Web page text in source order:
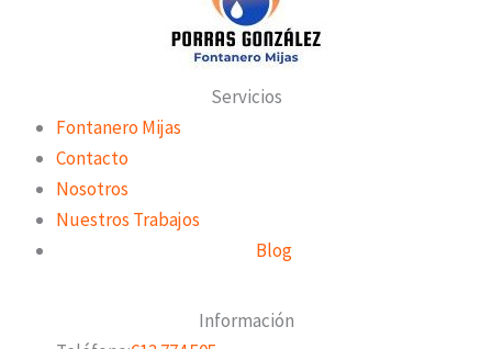
Servicios
Fontanero Mijas
Contacto
Nosotros
Nuestros Trabajos
Blog
Información